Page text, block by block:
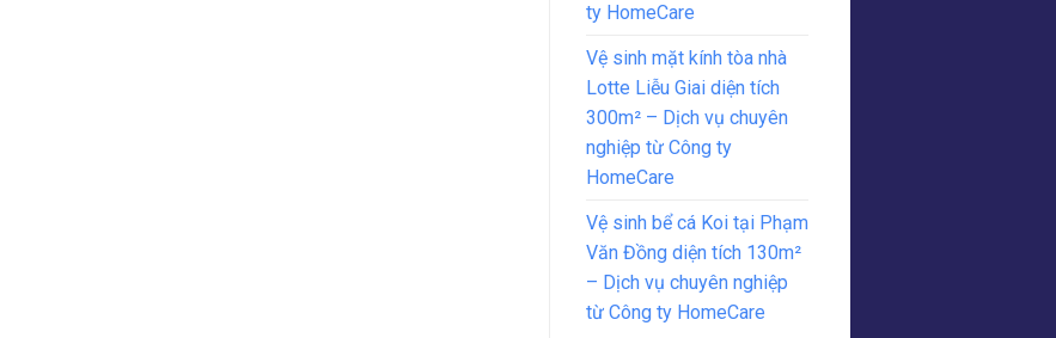
ty HomeCare
Vệ sinh mặt kính tòa nhà
Lotte Liễu Giai diện tích
300m² – Dịch vụ chuyên
nghiệp từ Công ty
HomeCare
Vệ sinh bể cá Koi tại Phạm
Văn Đồng diện tích 130m²
– Dịch vụ chuyên nghiệp
từ Công ty HomeCare